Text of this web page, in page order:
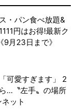
・パン食べ放題&
円はお得!最新ク
月23日まで》
可愛すぎます」 2
...〝左手〟の場所
ット